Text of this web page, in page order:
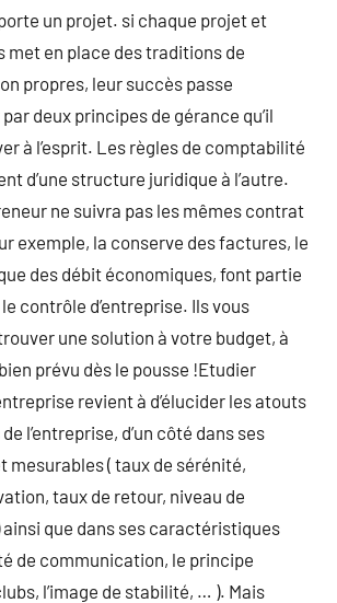
un projet. si chaque projet et
met en place des traditions de
propres, leur succès passe
deux principes de gérance qu’il
à l’esprit. Les règles de comptabilité
d’une structure juridique à l’autre.
ne suivra pas les mêmes contrat
exemple, la conserve des factures, le
des débit économiques, font partie
contrôle d’entreprise. Ils vous
une solution à votre budget, à
prévu dès le pousse !Etudier
revient à d’élucider les atouts
l’entreprise, d’un côté dans ses
mesurables ( taux de sérénité,
taux de retour, niveau de
que dans ses caractéristiques
de communication, le principe
l’image de stabilité, … ). Mais